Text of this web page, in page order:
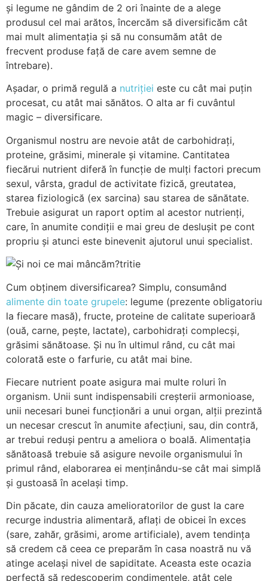
și legume ne gândim de 2 ori înainte de a alege
produsul cel mai arătos, încercăm să diversificăm cât
mai mult alimentația și să nu consumăm atât de
frecvent produse față de care avem semne de
întrebare).
Așadar, o primă regulă a nutriției este cu cât mai puțin
procesat, cu atât mai sănătos. O alta ar fi cuvântul
magic – diversificare.
Organismul nostru are nevoie atât de carbohidrați,
proteine, grăsimi, minerale și vitamine. Cantitatea
fiecărui nutrient diferă în funcție de mulți factori precum
sexul, vârsta, gradul de activitate fizică, greutatea,
starea fiziologică (ex sarcina) sau starea de sănătate.
Trebuie asigurat un raport optim al acestor nutrienți,
care, în anumite condiții e mai greu de deslușit pe cont
propriu și atunci este binevenit ajutorul unui specialist.
tritie
Cum obținem diversificarea? Simplu, consumând
alimente din toate grupele: legume (prezente obligatoriu
la fiecare masă), fructe, proteine de calitate superioară
(ouă, carne, pește, lactate), carbohidrați complecși,
grăsimi sănătoase. Și nu în ultimul rând, cu cât mai
colorată este o farfurie, cu atât mai bine.
Fiecare nutrient poate asigura mai multe roluri în
organism. Unii sunt indispensabili creșterii armonioase,
unii necesari bunei funcționări a unui organ, alții prezintă
un necesar crescut în anumite afecțiuni, sau, din contră,
ar trebui reduși pentru a ameliora o boală. Alimentația
sănătoasă trebuie să asigure nevoile organismului în
primul rând, elaborarea ei menținându-se cât mai simplă
și gustoasă în același timp.
Din păcate, din cauza amelioratorilor de gust la care
recurge industria alimentară, aflați de obicei în exces
(sare, zahăr, grăsimi, arome artificiale), avem tendința
să credem că ceea ce preparăm în casa noastră nu vă
atinge același nivel de sapiditate. Aceasta este ocazia
perfectă să redescoperim condimentele, atât cele